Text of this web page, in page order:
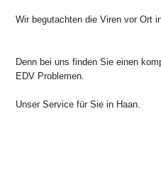
Wir begutachten die Viren vor Ort
Denn bei uns finden Sie einen
EDV Problemen.
Unser Service für Sie in Haan.